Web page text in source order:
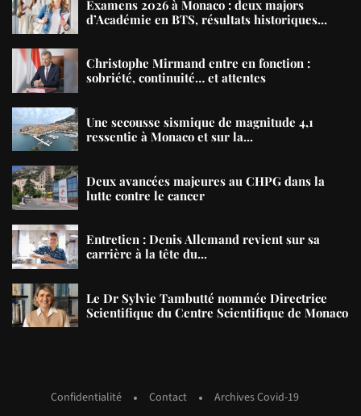
Examens 2026 à Monaco : deux majors
d’Académie en BTS, résultats historiques...
Christophe Mirmand entre en fonction :
sobriété, continuité… et attentes
Une secousse sismique de magnitude 4,1
ressentie à Monaco et sur la...
Deux avancées majeures au CHPG dans la
lutte contre le cancer
Entretien : Denis Allemand revient sur sa
carrière à la tête du...
Le Dr Sylvie Tambutté nommée Directrice
Scientifique du Centre Scientifique de Monaco
Confidentialité Contact Archives Covid-19